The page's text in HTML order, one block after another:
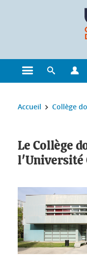
Ouvrir le menu
Ouvrir le
Vous êtes ici :
Accueil Collège
Le Collège doctoral
Le Collège
l'Université